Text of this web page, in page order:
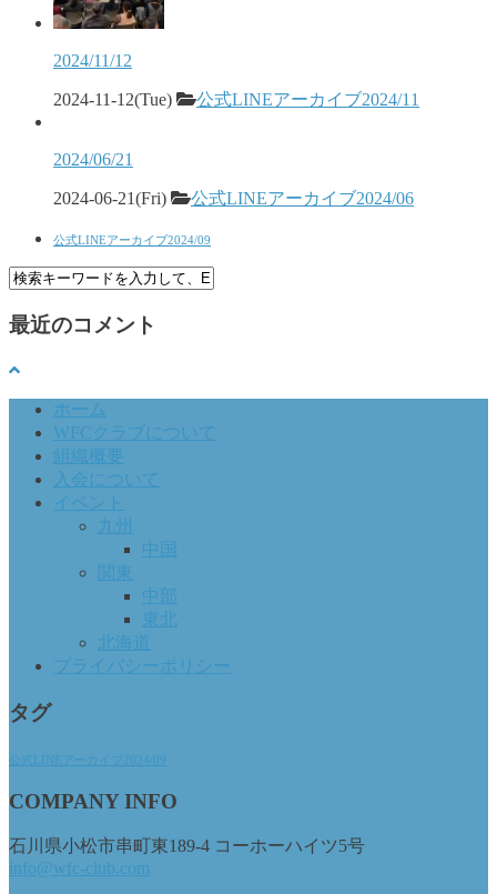
2024/11/12
2024-11-12(Tue) 公式LINEアーカイブ2024/11
2024/06/21
2024-06-21(Fri) 公式LINEアーカイブ2024/06
公式LINEアーカイブ2024/09
最近のコメント
ホーム
WFCクラブについて
組織概要
入会について
イベント
九州
中国
関東
中部
東北
北海道
プライバシーポリシー
タグ
公式LINEアーカイブ2024/09
COMPANY INFO
石川県小松市串町東189-4 コーホーハイツ5号
info@wfc-club.com